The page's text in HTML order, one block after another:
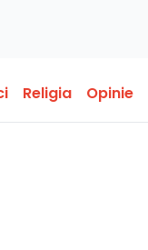
Religia Opinie